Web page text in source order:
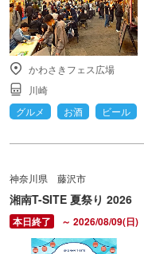
かわさきフェス広場
川崎
グルメ
お酒 ビール
神奈川県 藤沢市
湘南T-SITE 夏祭り 2026
～ 2026/08/09(日)